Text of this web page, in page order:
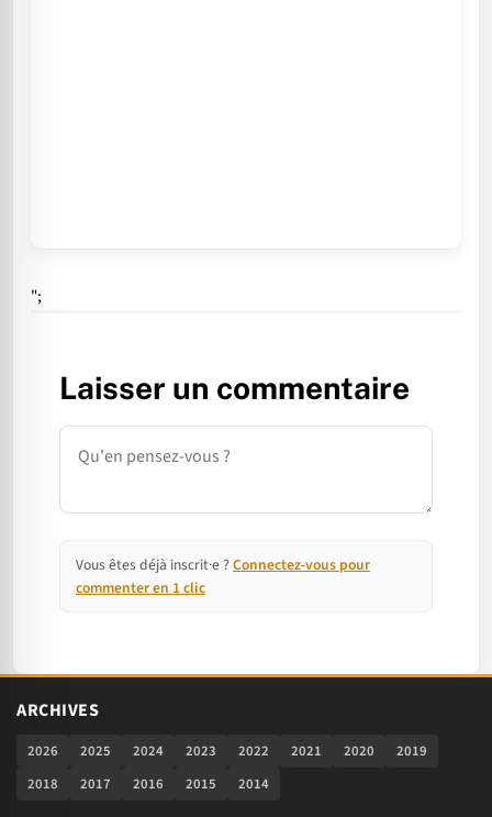
";
Laisser un commentaire
Commentaire
Vous êtes déjà inscrit·e ? Connectez-vous pour
commenter en 1 clic
ARCHIVES
2026 2025 2024 2023 2022 2021 2020
2019
2018
2017 2016 2015 2014